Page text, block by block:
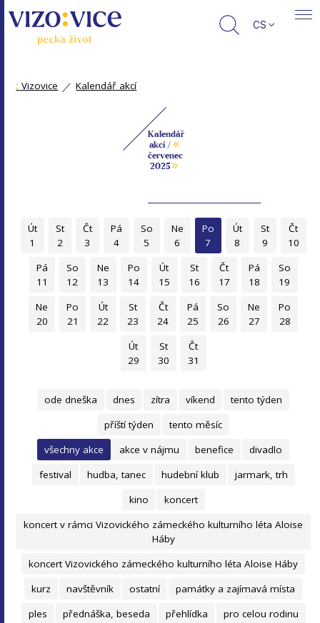
CS
: Vizovice Kalendář akcí
Kalendář
akcí / «
červenec
2025 »
Út
1
St
2
Čt
3
Pá
4
So
5
Ne
6
Po
7
Út
8
St
9
Čt
10
Pá
11
So
12
Ne
13
Po
14
Út
15
St
16
Čt
17
Pá
18
So
19
Ne
20
Po
21
Út
22
St
23
Čt
24
Pá
25
So
26
Ne
27
Po
28
Út
29
St
30
Čt
31
ode dneška dnes zítra víkend
tento týden
příští týden
tento měsíc
všechny akce
akce v nájmu benefice
divadlo
festival
hudba, tanec hudební klub
jarmark, trh
kino
koncert
koncert v rámci Vizovického zámeckého kulturního léta Aloise
Háby
koncert Vizovického zámeckého kulturního léta Aloise Háby
kurz
navštěvník ostatní
památky a zajímavá místa
ples
přednáška, beseda přehlídka
pro celou rodinu